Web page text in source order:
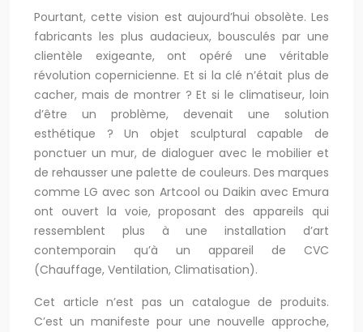
Pourtant, cette vision est aujourd’hui obsolète. Les
fabricants les plus audacieux, bousculés par une
clientèle exigeante, ont opéré une véritable
révolution copernicienne. Et si la clé n’était plus de
cacher, mais de montrer ? Et si le climatiseur, loin
d’être un problème, devenait une solution
esthétique ? Un objet sculptural capable de
ponctuer un mur, de dialoguer avec le mobilier et
de rehausser une palette de couleurs. Des marques
comme LG avec son Artcool ou Daikin avec Emura
ont ouvert la voie, proposant des appareils qui
ressemblent plus à une installation d’art
contemporain qu’à un appareil de CVC
(Chauffage, Ventilation, Climatisation).
Cet article n’est pas un catalogue de produits.
C’est un manifeste pour une nouvelle approche,